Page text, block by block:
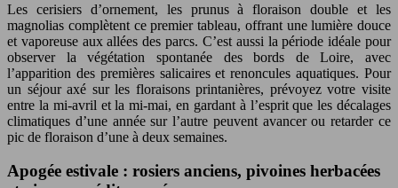
Les cerisiers d’ornement, les prunus à floraison double et les
magnolias complètent ce premier tableau, offrant une lumière douce
et vaporeuse aux allées des parcs. C’est aussi la période idéale pour
observer la végétation spontanée des bords de Loire, avec
l’apparition des premières salicaires et renoncules aquatiques. Pour
un séjour axé sur les floraisons printanières, prévoyez votre visite
entre la mi-avril et la mi-mai, en gardant à l’esprit que les décalages
climatiques d’une année sur l’autre peuvent avancer ou retarder ce
pic de floraison d’une à deux semaines.
Apogée estivale : rosiers anciens, pivoines herbacées